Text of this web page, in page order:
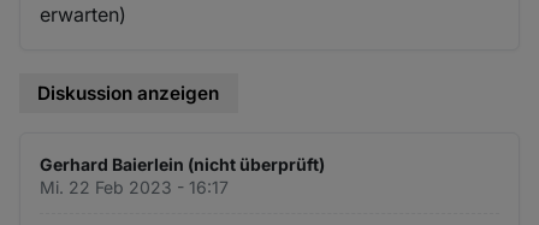
erwarten)
Diskussion anzeigen
Gerhard Baierlein (nicht überprüft)
Mi. 22 Feb 2023 - 16:17